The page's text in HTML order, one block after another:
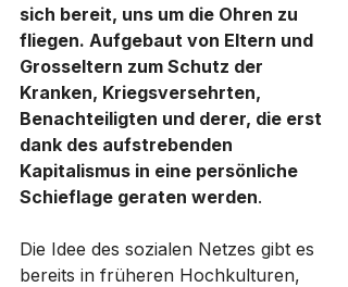
sich bereit, uns um die Ohren zu
fliegen. Aufgebaut von Eltern und
Grosseltern zum Schutz der
Kranken, Kriegsversehrten,
Benachteiligten und derer, die erst
dank des aufstrebenden
Kapitalismus in eine persönliche
Schieflage geraten werden.
Die Idee des sozialen Netzes gibt es
bereits in früheren Hochkulturen,